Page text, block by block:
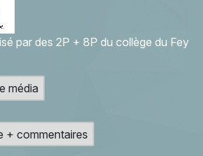
par des 2P + 8P du collège du Fey
média
+ commentaires